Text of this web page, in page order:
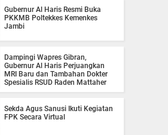
Gubernur Al Haris Resmi Buka
PKKMB Poltekkes Kemenkes
Jambi
Dampingi Wapres Gibran,
Gubernur Al Haris Perjuangkan
MRI Baru dan Tambahan Dokter
Spesialis RSUD Raden Mattaher
Sekda Agus Sanusi Ikuti Kegiatan
FPK Secara Virtual